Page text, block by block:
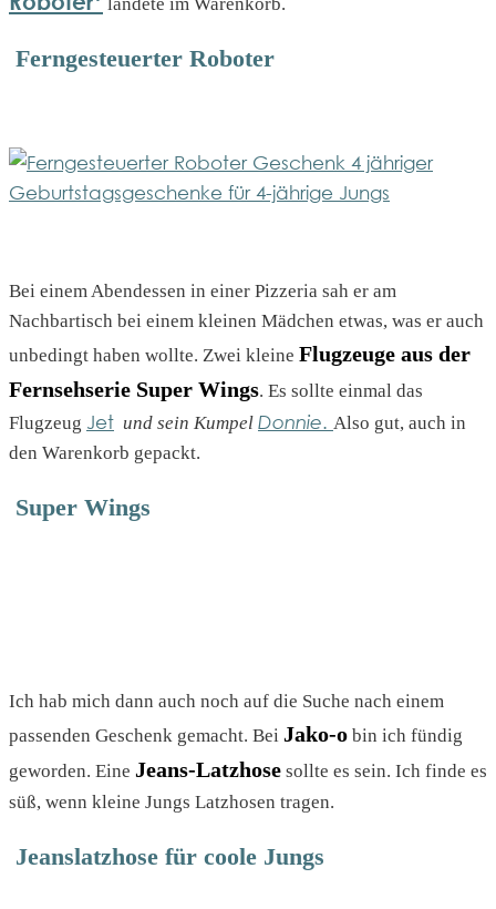
Ferngesteuerter Roboter
Bei einem Abendessen in einer Pizzeria sah er am
Nachbartisch bei einem kleinen Mädchen etwas, was er auch
unbedingt haben wollte. Zwei kleine Flugzeuge aus der
Fernsehserie Super Wings. Es sollte einmal das
Flugzeug Jet und sein Kumpel Donnie. Also gut, auch in
den Warenkorb gepackt.
Super Wings
Ich hab mich dann auch noch auf die Suche nach einem
passenden Geschenk gemacht. Bei Jako-o bin ich fündig
geworden. Eine Jeans-Latzhose sollte es sein. Ich finde es
süß, wenn kleine Jungs Latzhosen tragen.
Jeanslatzhose für coole Jungs